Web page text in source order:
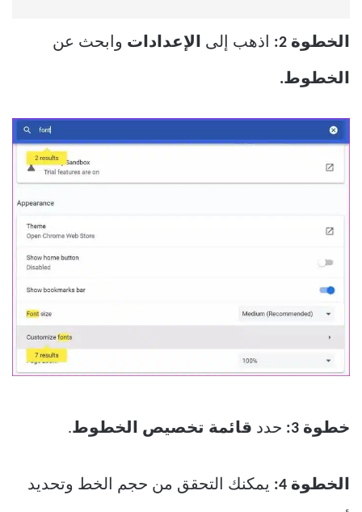
الخطوة 2: اذهب إلى الإعدادات وابحث عن
الخطوط.
خطوة 3: حدد قائمة تخصيص الخطوط.
الخطوة 4: يمكنك التحقق من حجم الخط وتحديد